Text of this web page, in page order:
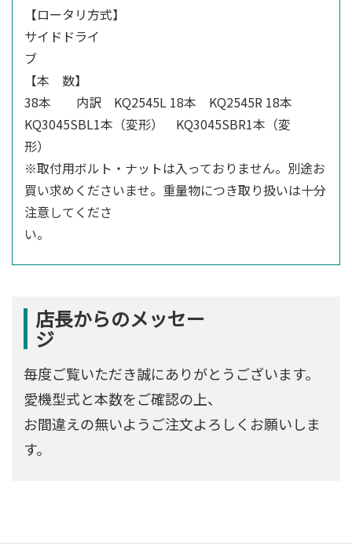
【ロータリ方式】
サイドドライ
【本 数】
38本 内訳 KQ2545L 18本 KQ2545R 18本
KQ3045SBL1本（変形） KQ3045SBR1本（変
※取付用ボルト・ナットは入っておりません。別途お
買い求めくださいませ。重量物につき取り扱いは十分
注意してくださ
店長からのメッセー
毎度ご覧いただき誠にありがとうございます。
愛機型式と本数をご確認の上、
お間違えの無いようご注文よろしくお願いしま
す。